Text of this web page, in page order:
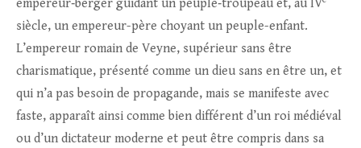
empereur‑berger guidant un peuple‑troupeau et, au IV
siècle, un empereur-père choyant un peuple-enfant.
L’empereur romain de Veyne, supérieur sans être
charismatique, présenté comme un dieu sans en être un, et
qui n’a pas besoin de propagande, mais se manifeste avec
faste, apparaît ainsi comme bien différent d’un roi médiéval
ou d’un dictateur moderne et peut être compris dans sa